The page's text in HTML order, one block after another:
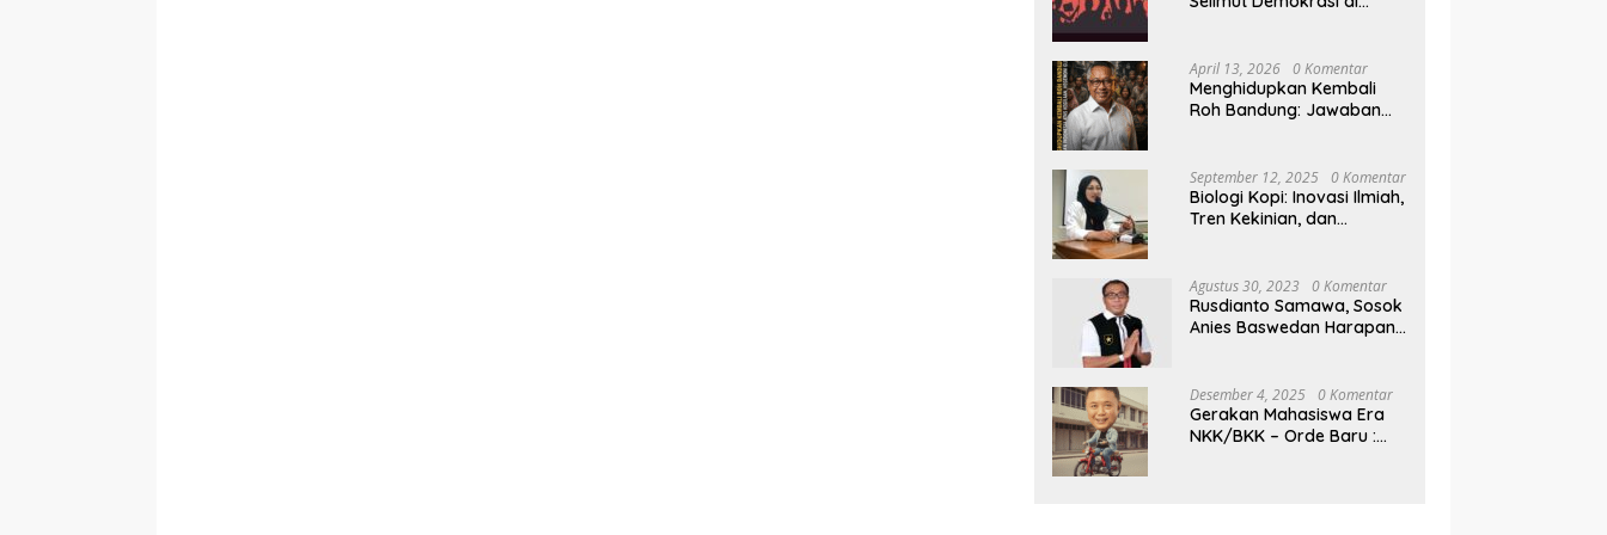
April 13, 2026 0 Komentar
Menghidupkan Kembali
Roh Bandung: Jawaban
September 12, 2025 0 Komentar
Biologi Kopi: Inovasi Ilmiah,
Tren Kekinian, dan
Agraria
Agustus 30, 2023 0 Komentar
Rusdianto Samawa, Sosok
Anies Baswedan Harapan
Desember 4, 2025 0 Komentar
Gerakan Mahasiswa Era
NKK/BKK – Orde Baru :